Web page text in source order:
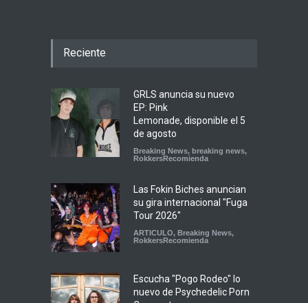
Reciente
GRLS anuncia su nuevo
EP: Pink
Lemonade, disponible el 5
de agosto
Breaking News, breaking news,
RokkersRecomienda
Las Fokin Biches anuncian
su gira internacional "Fuga
Tour 2026"
ARTICULO, Breaking News,
RokkersRecomienda
Escucha "Pogo Rodeo" lo
nuevo de Psychedelic Porn